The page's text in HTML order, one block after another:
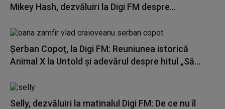
Mikey Hash, dezvăluiri la Digi FM despre...
Șerban Copoț, la Digi FM: Reuniunea istorică
Animal X la Untold și adevărul despre hitul „Să...
Selly, dezvăluiri la matinalul Digi FM: De ce nu îl